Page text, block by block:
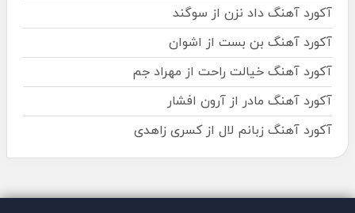
آکورد آهنگ داد نزن از سوگند
آکورد آهنگ بن بست از اشوان
آکورد آهنگ خیالت راحت از مهراد جم
آکورد آهنگ مادر از آرون افشار
آکورد آهنگ زبانم لال از کسری زاهدی